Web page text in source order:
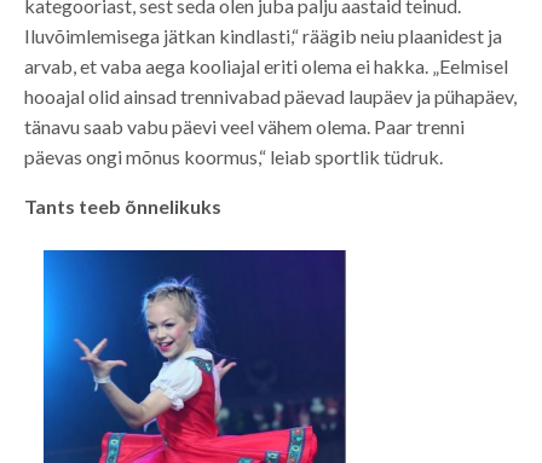
kategooriast, sest seda olen juba palju aastaid teinud.
Iluvõimlemisega jätkan kindlasti,“ räägib neiu plaanidest ja
arvab, et vaba aega kooliajal eriti olema ei hakka. „Eelmisel
hooajal olid ainsad trennivabad päevad laupäev ja pühapäev,
tänavu saab vabu päevi veel vähem olema. Paar trenni
päevas ongi mõnus koormus,“ leiab sportlik tüdruk.
Tants teeb õnnelikuks